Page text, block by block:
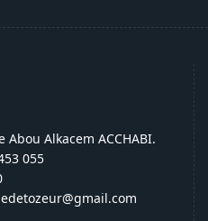
Abou Alkacem ACCHABI.
055